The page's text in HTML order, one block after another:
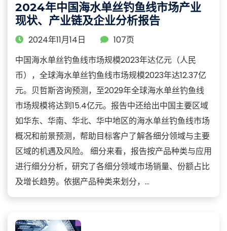
2024年中国海水单丝钓鱼线市场产业
现状、产业链及企业分析报告
2024年11月14日
107页
中国海水单丝钓鱼线市场规模2023年达亿元（人民
币），全球海水单丝钓鱼线市场规模2023年达12.37亿
元。贝哲斯咨询预测，至2029年全球海水单丝钓鱼线
市场规模将达到15.4亿元。报告中还给出中国主要区域
如华东、华南、华北、华中地区的海水单丝钓鱼线市场
概况和前景预测，帮助目标客户了解各细分领域与主要
区域的机遇及风险。 细分来看，报告按产品种类与应用
进行细分分析，研究了各细分领域市场销量、份额占比
及增长趋势。依据产品种类来划分，...